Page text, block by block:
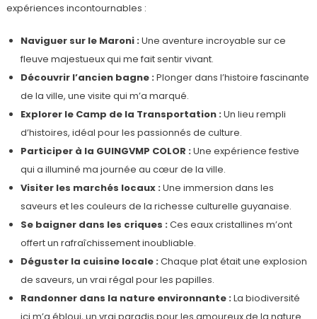
expériences incontournables :
Naviguer sur le Maroni :Une aventure incroyable sur ce
fleuve majestueux qui me fait sentir vivant.
Découvrir l’ancien bagne :Plonger dans l’histoire fascinante
de la ville, une visite qui m’a marqué.
Explorer le Camp de la Transportation :Un lieu rempli
d’histoires, idéal pour les passionnés de culture.
Participer à la GUINGVMP COLOR :Une expérience festive
qui a illuminé ma journée au cœur de la ville.
Visiter les marchés locaux :Une immersion dans les
saveurs et les couleurs de la richesse culturelle guyanaise.
Se baigner dans les criques :Ces eaux cristallines m’ont
offert un rafraîchissement inoubliable.
Déguster la cuisine locale :Chaque plat était une explosion
de saveurs, un vrai régal pour les papilles.
Randonner dans la nature environnante :La biodiversité